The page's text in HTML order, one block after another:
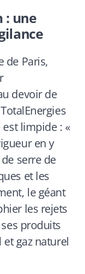
: une
de Paris,
devoir de
est limpide : «
en y
serre de
et les
le géant
les rejets
produits
gaz naturel